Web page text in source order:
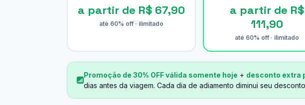
a partir de R$ 67,90
até 60% off · ilimitado
a partir de R$
111,90
até 60% off · ilimitado
Promoção de 30% OFF válida somente hoje + desconto extra
dias antes da viagem. Cada dia de adiamento diminui seu